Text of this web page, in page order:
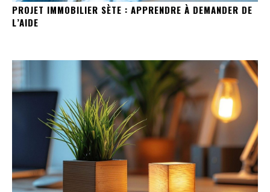
PROJET IMMOBILIER SÈTE : APPRENDRE À DEMANDER DE
L’AIDE